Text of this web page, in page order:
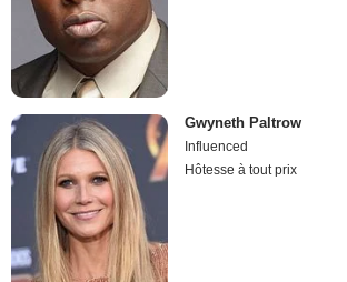
Gwyneth Paltrow
Influenced
Hôtesse à tout prix